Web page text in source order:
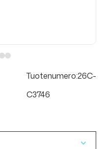
Tuotenumero:26C-
C3746